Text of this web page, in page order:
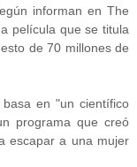
informan en The
película que se titula
de 70 millones de
en "un científico
programa que creó
escapar a una mujer